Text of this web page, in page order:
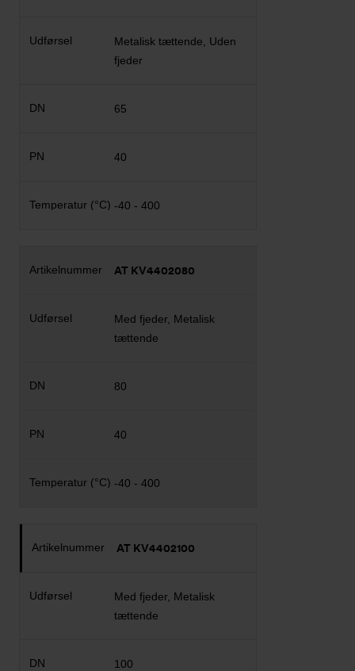
Metalisk tættende, Uden
fjeder
65
40
-40 - 400
AT KV4402080
Med fjeder, Metalisk
tættende
80
40
-40 - 400
AT KV4402100
Med fjeder, Metalisk
tættende
100